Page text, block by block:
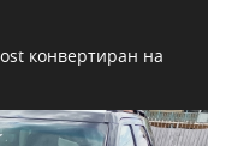
конвертиран на